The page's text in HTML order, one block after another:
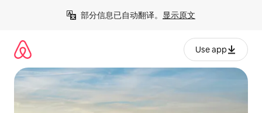
部分信息已自动翻译。 显示原文
Use app